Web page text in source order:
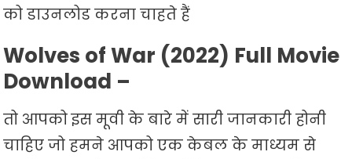
को डाउनलोड करना चाहते हैं
Wolves of War (2022) Full Movie
Download –
तो आपको इस मूवी के बारे में सारी जानकारी होनी
चाहिए जो हमने आपको एक केबल के माध्यम से